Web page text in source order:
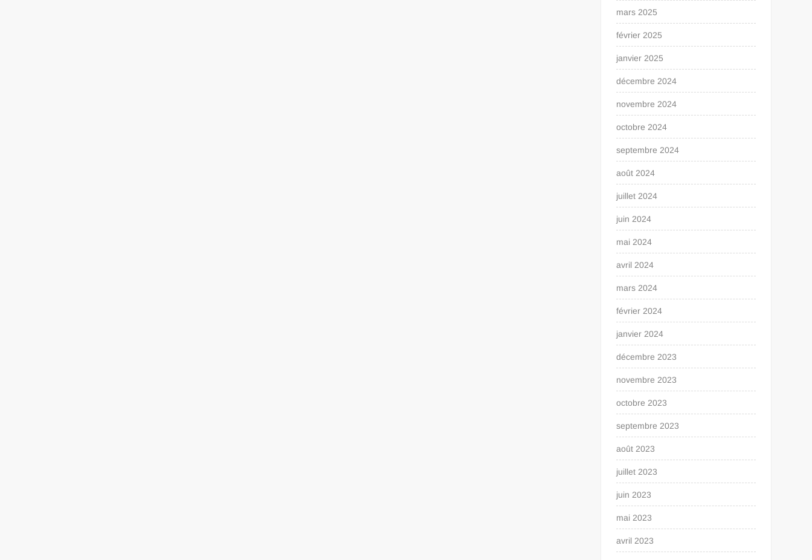
mars 2025
février 2025
janvier 2025
décembre 2024
novembre 2024
octobre 2024
septembre 2024
août 2024
juillet 2024
juin 2024
mai 2024
avril 2024
mars 2024
février 2024
janvier 2024
décembre 2023
novembre 2023
octobre 2023
septembre 2023
août 2023
juillet 2023
juin 2023
mai 2023
avril 2023